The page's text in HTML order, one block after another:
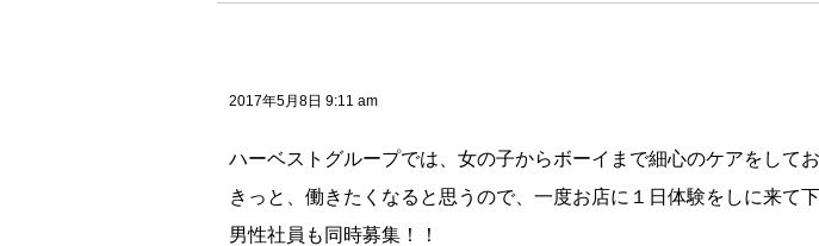
2017年5月8日 9:11 am
ハーベストグループでは、女の子からボーイまで細心のケアをしてお
きっと、働きたくなると思うので、一度お店に１日体験をしに来て下
男性社員も同時募集！！